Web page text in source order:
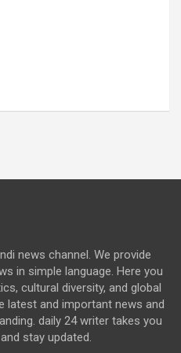
news channel. We provide
in simple language. Here you
cultural diversity, and global
latest and important news and
daily 24 writer takes you
stay updated.